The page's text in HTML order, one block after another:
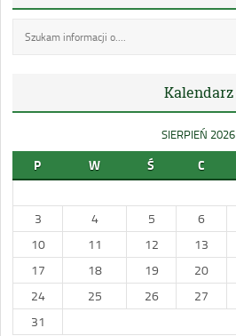
Kalendarz
SIERPIEŃ 2026
P W Ś C
3
4 5 6
10
11 12 13
17
18 19 20
24
25 26 27
31